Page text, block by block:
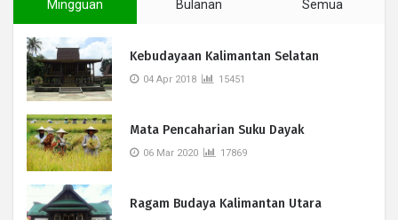
Mingguan Bulanan Semua
Kebudayaan Kalimantan Selatan
04 Apr 2018 15451
Mata Pencaharian Suku Dayak
06 Mar 2020 17869
Ragam Budaya Kalimantan Utara